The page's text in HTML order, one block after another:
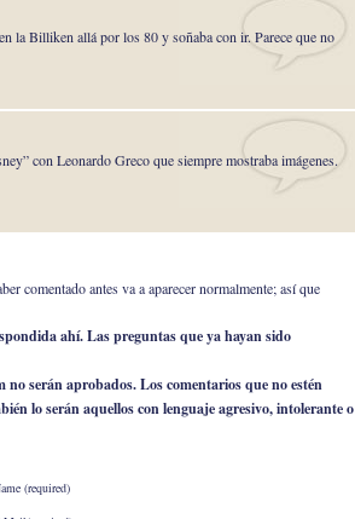
la Billiken allá por los 80 y soñaba con ir. Parece que no
con Leonardo Greco que siempre mostraba imágenes.
comentado antes va a aparecer normalmente; así que
ahí. Las preguntas que ya hayan sido
no serán aprobados. Los comentarios que no estén
lo serán aquellos con lenguaje agresivo, intolerante o
(required)